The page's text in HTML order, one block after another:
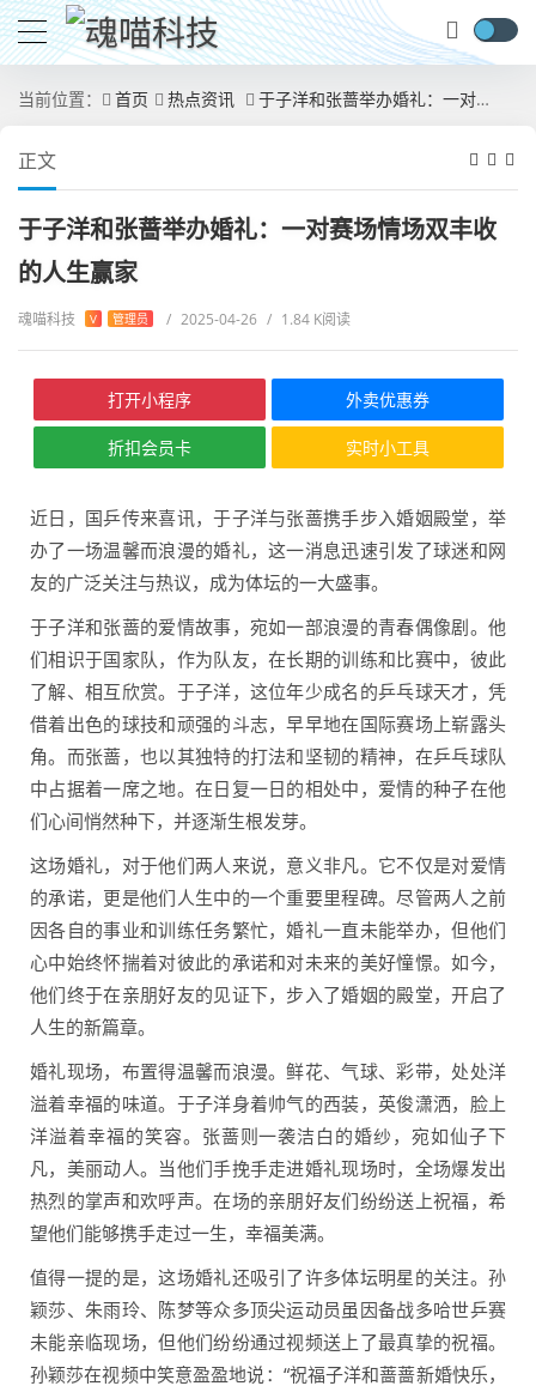
当前位置： 首页 热点资讯 于子洋和张蔷举办婚礼：一对赛场情场双丰收的人生赢家​
正文
于子洋和张蔷举办婚礼：一对赛场情场双丰收
的人生赢家​
魂喵科技 V 管理员 / 2025-04-26 / 1.84 K阅读
打开小程序 外卖优惠券
折扣会员卡 实时小工具
近日，国乒传来喜讯，于子洋与张蔷携手步入婚姻殿堂，举
办了一场温馨而浪漫的婚礼，这一消息迅速引发了球迷和网
友的广泛关注与热议，成为体坛的一大盛事。
于子洋和张蔷的爱情故事，宛如一部浪漫的青春偶像剧。他
们相识于国家队，作为队友，在长期的训练和比赛中，彼此
了解、相互欣赏。于子洋，这位年少成名的乒乓球天才，凭
借着出色的球技和顽强的斗志，早早地在国际赛场上崭露头
角。而张蔷，也以其独特的打法和坚韧的精神，在乒乓球队
中占据着一席之地。在日复一日的相处中，爱情的种子在他
们心间悄然种下，并逐渐生根发芽。
这场婚礼，对于他们两人来说，意义非凡。它不仅是对爱情
的承诺，更是他们人生中的一个重要里程碑。尽管两人之前
因各自的事业和训练任务繁忙，婚礼一直未能举办，但他们
心中始终怀揣着对彼此的承诺和对未来的美好憧憬。如今，
他们终于在亲朋好友的见证下，步入了婚姻的殿堂，开启了
人生的新篇章。
婚礼现场，布置得温馨而浪漫。鲜花、气球、彩带，处处洋
溢着幸福的味道。于子洋身着帅气的西装，英俊潇洒，脸上
洋溢着幸福的笑容。张蔷则一袭洁白的婚纱，宛如仙子下
凡，美丽动人。当他们手挽手走进婚礼现场时，全场爆发出
热烈的掌声和欢呼声。在场的亲朋好友们纷纷送上祝福，希
望他们能够携手走过一生，幸福美满。
值得一提的是，这场婚礼还吸引了许多体坛明星的关注。孙
颖莎、朱雨玲、陈梦等众多顶尖运动员虽因备战多哈世乒赛
未能亲临现场，但他们纷纷通过视频送上了最真挚的祝福。
孙颖莎在视频中笑意盈盈地说：“祝福子洋和蔷蔷新婚快乐，